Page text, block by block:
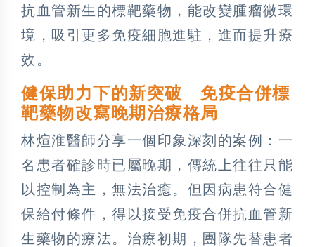
抗血管新生的標靶藥物，能改變腫瘤微環
境，吸引更多免疫細胞進駐，進而提升療
效。
健保助力下的新突破 免疫合併標
靶藥物改寫晚期治療格局
林煊淮醫師分享一個印象深刻的案例：一
名患者確診時已屬晚期，傳統上往往只能
以控制為主，無法治癒。但因病患符合健
保給付條件，得以接受免疫合併抗血管新
生藥物的療法。治療初期，團隊先替患者